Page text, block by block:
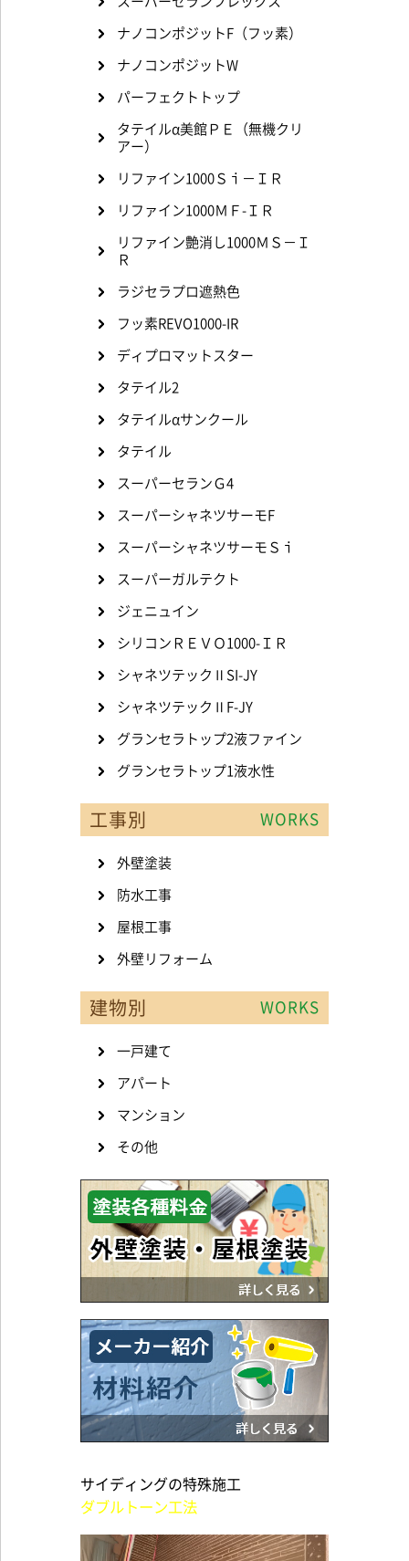
ナノコンポジットF（フッ素）
ナノコンポジットW
パーフェクトトップ
タテイルα美館ＰＥ（無機クリ
アー）
リファイン1000Ｓｉ－ＩＲ
リファイン1000ＭＦ-ＩＲ
リファイン艶消し1000ＭＳ－Ｉ
Ｒ
ラジセラプロ遮熱色
フッ素REVO1000-IR
ディプロマットスター
タテイル2
タテイルαサンクール
タテイル
スーパーセランＧ4
スーパーシャネツサーモF
スーパーシャネツサーモＳｉ
スーパーガルテクト
ジェニュイン
シリコンＲＥＶＯ1000-ＩＲ
シャネツテックⅡSI-JY
シャネツテックⅡF-JY
グランセラトップ2液ファイン
グランセラトップ1液水性
工事別 WORKS
外壁塗装
防水工事
屋根工事
外壁リフォーム
建物別 WORKS
一戸建て
アパート
マンション
その他
サイディングの特殊施工
ダブルトーン工法